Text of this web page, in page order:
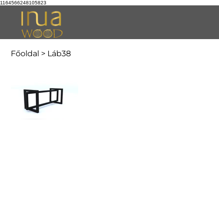
1164566248105823
Főoldal > Láb38